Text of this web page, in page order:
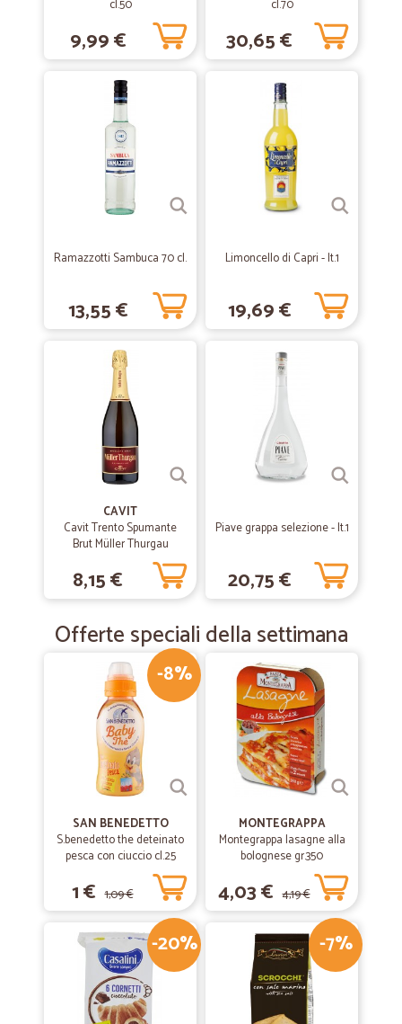
cl.50
9,99 €
cl.70
30,65 €
Ramazzotti Sambuca 70 cl.
13,55 €
Limoncello di Capri - lt.1
19,69 €
CAVIT
Cavit Trento Spumante
Brut Müller Thurgau
Dolomiti IGT 75 cl.
8,15 €
Piave grappa selezione - lt.1
20,75 €
Offerte speciali della settimana
-8%
SAN BENEDETTO
S.benedetto the deteinato
pesca con ciuccio cl.25
1 € 1,09 €
MONTEGRAPPA
Montegrappa lasagne alla
bolognese gr.350
4,03 € 4,19 €
-20% -7%